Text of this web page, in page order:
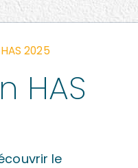
2025
HAS
le